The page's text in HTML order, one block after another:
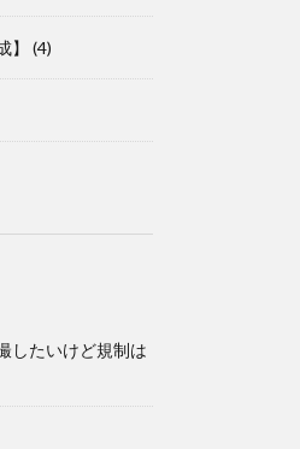
(4)
したいけど規制は